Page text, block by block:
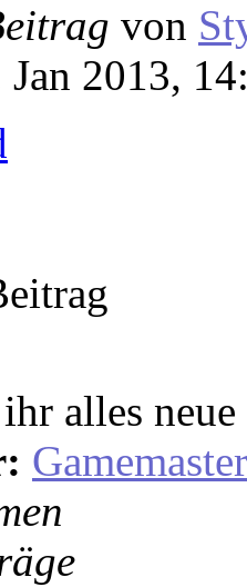
von
Jan 2013,
alles
Gamemaster